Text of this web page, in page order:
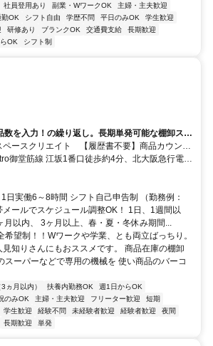
社員登用あり 副業・WワークOK
主婦・主夫歓迎
勤OK シフト自由 学歴不問 平日のみOK
学生歓迎
研修あり ブランクOK 交通費支給
長期歓迎
OK シフト制
数を入力！の繰り返し。長期単発可能な棚卸スタ
ースクリエイト 【履歴書不要】商品カウント
!(夜~早朝)
御堂筋線 江坂1番口徒歩約4分、北大阪急行電鉄
阪急千里線 豊津（大阪府）徒歩約15分
日実働6～8時間 シフト自己申告制 （勤務例：
ールでスケジュール調整OK！ 1日、1週間以
以内、 3ヶ月以上、春・夏・冬休み期間...
希望制！！Wワークや学業、とも両立ばっちり。
知りさんにもおススメです。 商品在庫の棚卸
スーパーなどで専用の機械を 使い商品のバーコ
ヵ月以内） 扶養内勤務OK
週1日からOK
のみOK 主婦・主夫歓迎 フリーター歓迎
短期
学生歓迎 経験不問 未経験者歓迎 経験者歓迎
夜間
長期歓迎 単発